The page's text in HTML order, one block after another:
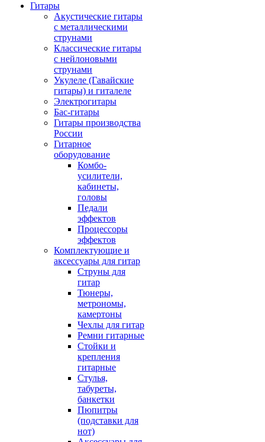
Гитары
Акустические гитары
с металлическими
струнами
Классические гитары
с нейлоновыми
струнами
Укулеле (Гавайские
гитары) и гиталеле
Электрогитары
Бас-гитары
Гитары производства
России
Гитарное
оборудование
Комбо-
усилители,
кабинеты,
головы
Педали
эффектов
Процессоры
эффектов
Комплектующие и
аксессуары для гитар
Струны для
гитар
Тюнеры,
метрономы,
камертоны
Чехлы для гитар
Ремни гитарные
Стойки и
крепления
гитарные
Стулья,
табуреты,
банкетки
Пюпитры
(подставки для
нот)